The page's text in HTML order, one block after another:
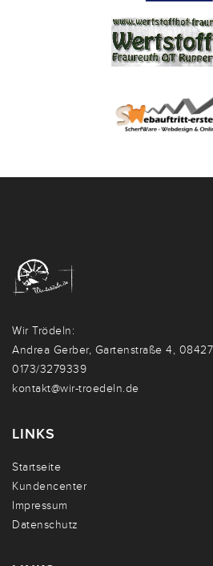
Wir Trödeln:
Andrea Gerber, Gartenstraße 4,
0173/3279339
kontakt@wir-troedeln.de
LINKS
Startseite
Kundencenter
Impressum
Datenschutz